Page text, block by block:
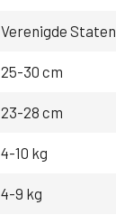
Verenigde Staten
25-30 cm
23-28 cm
4-10 kg
4-9 kg